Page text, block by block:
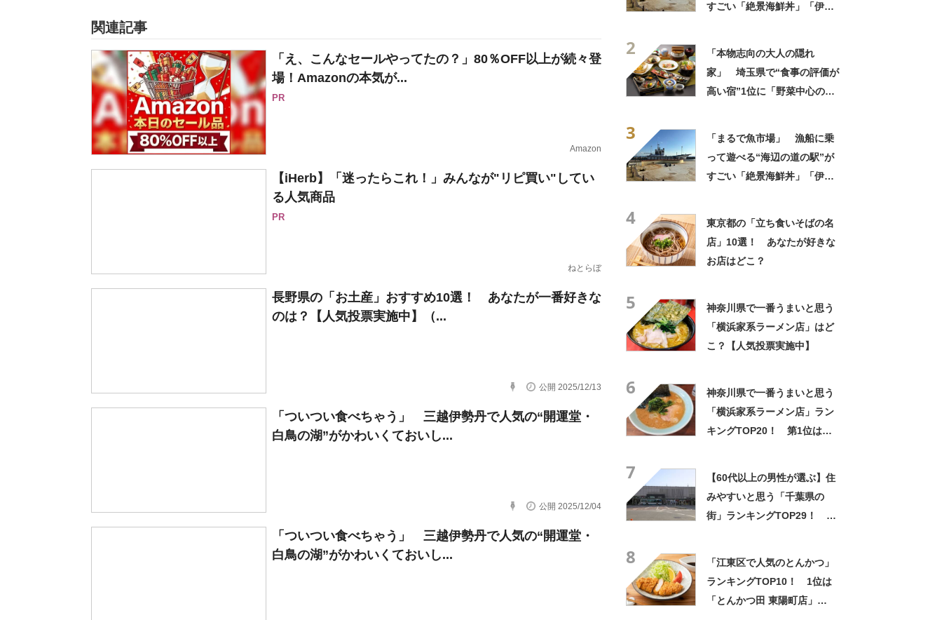
関連記事
「え、こんなセールやってたの？」80％OFF以上が続々登
場！Amazonの本気が...
PR
Amazon
【iHerb】「迷ったらこれ！」みんなが"リピ買い"してい
る人気商品
PR
ねとらぼ
長野県の「お土産」おすすめ10選！ あなたが一番好きな
のは？【人気投票実施中】（...
公開 2025/12/13
「ついつい食べちゃう」 三越伊勢丹で人気の“開運堂・
白鳥の湖”がかわいくておいし...
公開 2025/12/04
「ついつい食べちゃう」 三越伊勢丹で人気の“開運堂・
白鳥の湖”がかわいくておいし...
すごい「絶景海鮮丼」「伊勢
2
「本物志向の大人の隠れ
家」 埼玉県で“食事の評価が
高い宿”1位に「野菜中心の料
3
「まるで魚市場」 漁船に乗
って遊べる“海辺の道の駅”が
すごい「絶景海鮮丼」「伊勢
4
東京都の「立ち食いそばの名
店」10選！ あなたが好きな
お店はどこ？
5
神奈川県で一番うまいと思う
「横浜家系ラーメン店」はど
こ？【人気投票実施中】
6
神奈川県で一番うまいと思う
「横浜家系ラーメン店」ラン
キングTOP20！ 第1位は
7
【60代以上の男性が選ぶ】住
みやすいと思う「千葉県の
街」ランキングTOP29！ 第
8
「江東区で人気のとんかつ」
ランキングTOP10！ 1位は
「とんかつ田 東陽町店」